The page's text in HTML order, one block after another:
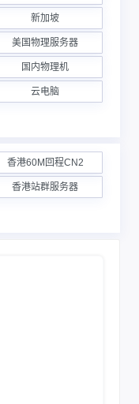
新加坡
美国物理服务器
国内物理机
云电脑
香港60M回程CN2
香港站群服务器